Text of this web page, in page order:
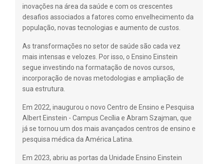
inovações na área da saúde e com os crescentes
desafios associados a fatores como envelhecimento da
população, novas tecnologias e aumento de custos.
As transformações no setor de saúde são cada vez
mais intensas e velozes. Por isso, o Ensino Einstein
segue investindo na formatação de novos cursos,
incorporação de novas metodologias e ampliação de
sua estrutura.
Em 2022, inaugurou o novo Centro de Ensino e Pesquisa
Albert Einstein - Campus Cecília e Abram Szajman, que
já se tornou um dos mais avançados centros de ensino e
pesquisa médica da América Latina.
Em 2023, abriu as portas da Unidade Ensino Einstein